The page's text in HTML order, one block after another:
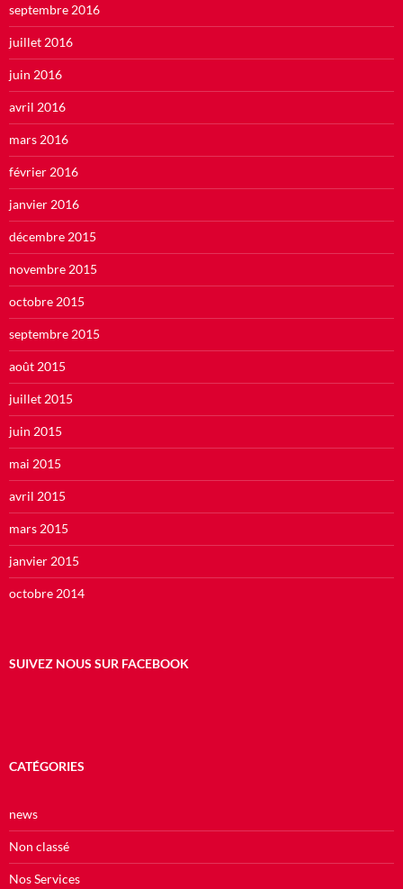
septembre 2016
juillet 2016
juin 2016
avril 2016
mars 2016
février 2016
janvier 2016
décembre 2015
novembre 2015
octobre 2015
septembre 2015
août 2015
juillet 2015
juin 2015
mai 2015
avril 2015
mars 2015
janvier 2015
octobre 2014
SUIVEZ NOUS SUR FACEBOOK
CATÉGORIES
news
Non classé
Nos Services